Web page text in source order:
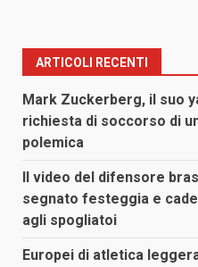
ARTICOLI RECENTI
Mark Zuckerberg, il suo
richiesta di soccorso di
polemica
Il video del difensore
segnato festeggia e
agli spogliatoi
Europei di atletica